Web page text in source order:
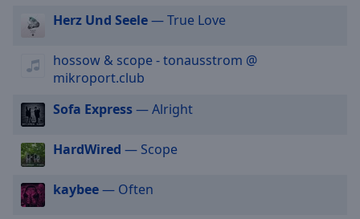
modal
Beginning
dialog
window.
Escape
Herz Und Seele— True Love
hossow & scope - tonausstrom @
mikroport.club
Sofa Express— Alright
HardWired — Scope
kaybee— Often